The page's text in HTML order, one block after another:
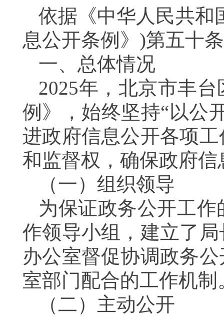
依据《中华人民共和
息公开条例》)第五十
一、总体情况
2025年，北京市丰
例》，始终坚持“以公
进政府信息公开各项
和监督权，确保政府
（一）组织领导
为保证政务公开工
作领导小组，建立了
办公室督促协调政务
室部门配合的工作机制
（二）主动公开